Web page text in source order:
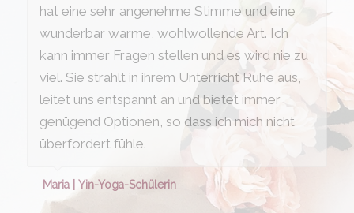
hat eine sehr angenehme Stimme und eine
wunderbar warme, wohlwollende Art. Ich
kann immer Fragen stellen und es wird nie zu
viel. Sie strahlt in ihrem Unterricht Ruhe aus,
leitet uns entspannt an und bietet immer
genügend Optionen, so dass ich mich nicht
überfordert fühle.
Maria | Yin-Yoga-Schülerin